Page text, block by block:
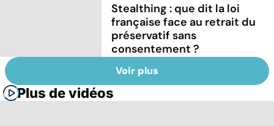
Stealthing : que dit la loi
française face au retrait du
préservatif sans
consentement ?
Voir plus
Plus de vidéos